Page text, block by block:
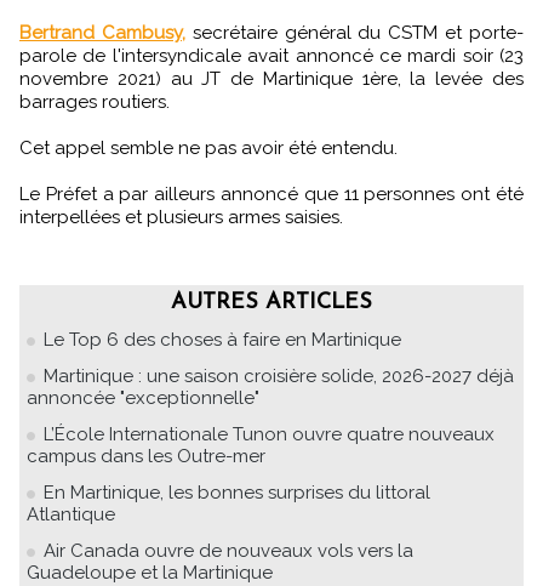
Bertrand Cambusy,secrétaire général du CSTM et porte-
parole de l'intersyndicale avait annoncé ce mardi soir (23
novembre 2021) au JT de Martinique 1ère, la levée des
barrages routiers.
Cet appel semble ne pas avoir été entendu.
Le Préfet a par ailleurs annoncé que 11 personnes ont été
interpellées et plusieurs armes saisies.
AUTRES ARTICLES
Le Top 6 des choses à faire en Martinique
Martinique : une saison croisière solide, 2026-2027 déjà
annoncée "exceptionnelle"
L’École Internationale Tunon ouvre quatre nouveaux
campus dans les Outre-mer
En Martinique, les bonnes surprises du littoral
Atlantique
Air Canada ouvre de nouveaux vols vers la
Guadeloupe et la Martinique